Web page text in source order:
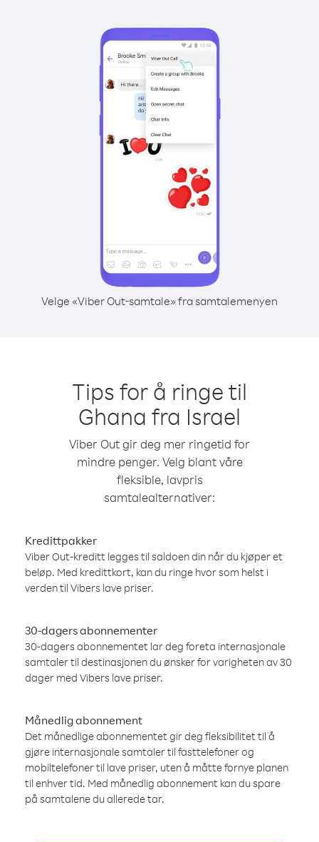
Velge «Viber Out-samtale» fra samtalemenyen
Tips for å ringe til
Ghana fra Israel
Viber Out gir deg mer ringetid for
mindre penger. Velg blant våre
fleksible, lavpris
samtalealternativer:
Kredittpakker
Viber Out-kreditt legges til saldoen din når du kjøper et
beløp. Med kredittkort, kan du ringe hvor som helst i
verden til Vibers lave priser.
30-dagers abonnementer
30-dagers abonnementet lar deg foreta internasjonale
samtaler til destinasjonen du ønsker for varigheten av 30
dager med Vibers lave priser.
Månedlig abonnement
Det månedlige abonnementet gir deg fleksibilitet til å
gjøre internasjonale samtaler til fasttelefoner og
mobiltelefoner til lave priser, uten å måtte fornye planen
til enhver tid. Med månedlig abonnement kan du spare
på samtalene du allerede tar.